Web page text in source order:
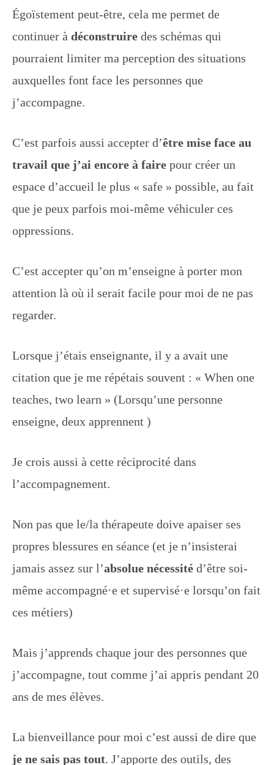
Égoïstement peut-être, cela me permet de
continuer à déconstruire des schémas qui
pourraient limiter ma perception des situations
auxquelles font face les personnes que
j’accompagne.
C’est parfois aussi accepter d’être mise face au
travail que j’ai encore à faire pour créer un
espace d’accueil le plus « safe » possible, au fait
que je peux parfois moi-même véhiculer ces
oppressions.
C’est accepter qu’on m’enseigne à porter mon
attention là où il serait facile pour moi de ne pas
regarder.
Lorsque j’étais enseignante, il y a avait une
citation que je me répétais souvent : « When one
teaches, two learn » (Lorsqu’une personne
enseigne, deux apprennent )
Je crois aussi à cette réciprocité dans
l’accompagnement.
Non pas que le/la thérapeute doive apaiser ses
propres blessures en séance (et je n’insisterai
jamais assez sur l’absolue nécessité d’être soi-
même accompagné·e et supervisé·e lorsqu’on fait
ces métiers)
Mais j’apprends chaque jour des personnes que
j’accompagne, tout comme j’ai appris pendant 20
ans de mes élèves.
La bienveillance pour moi c’est aussi de dire que
je ne sais pas tout. J’apporte des outils, des